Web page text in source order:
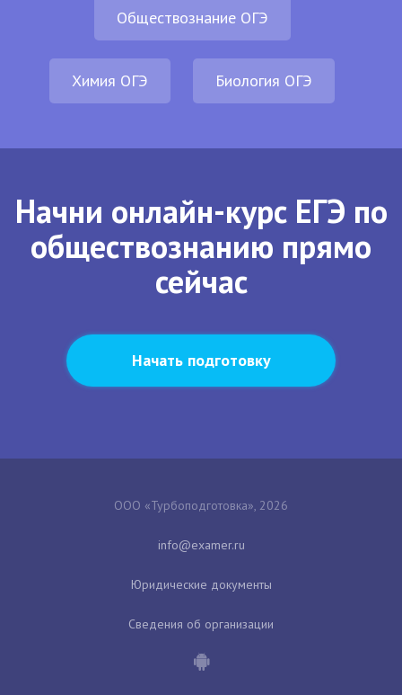
Обществознание ОГЭ
Химия ОГЭ Биология ОГЭ
Начни онлайн-курс ЕГЭ по
обществознанию прямо
сейчас
Начать подготовку
ООО «Турбоподготовка», 2026
Юридические документы
Сведения об организации